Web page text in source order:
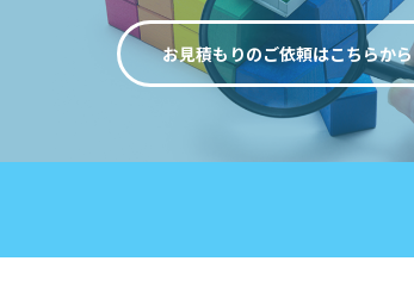
お見積もりのご依頼はこちらから